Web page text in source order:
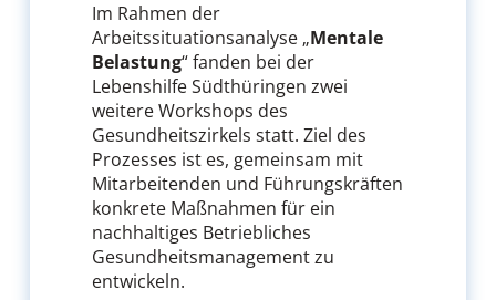
Im Rahmen der
Arbeitssituationsanalyse „Mentale
Belastung“ fanden bei der
Lebenshilfe Südthüringen zwei
weitere Workshops des
Gesundheitszirkels statt. Ziel des
Prozesses ist es, gemeinsam mit
Mitarbeitenden und Führungskräften
konkrete Maßnahmen für ein
nachhaltiges Betriebliches
Gesundheitsmanagement zu
entwickeln.